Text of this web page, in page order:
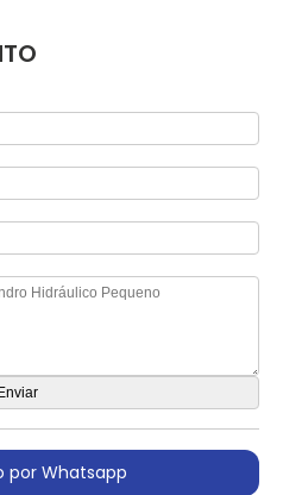
por Whatsapp